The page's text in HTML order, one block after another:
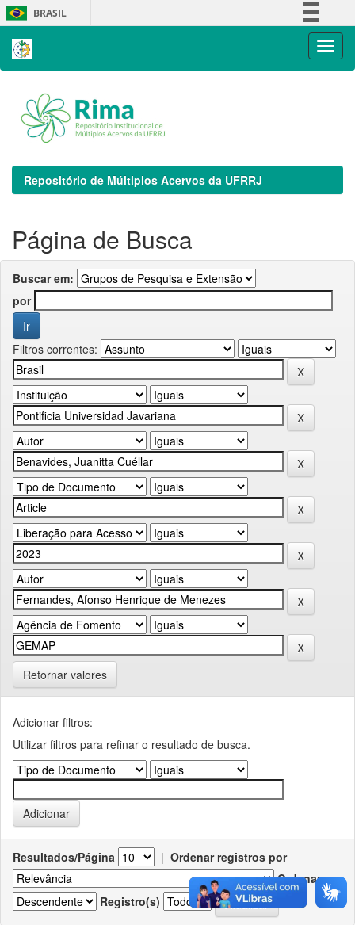
Skip
navigation
BRASIL
Repositório de Múltiplos Acervos da UFRRJ
Página de Busca
Buscar em:
por
Filtros correntes:
Retornar valores
Adicionar filtros:
Utilizar filtros para refinar o resultado de busca.
Resultados/Página | Ordenar registros por
Ordenar
Registro(s)